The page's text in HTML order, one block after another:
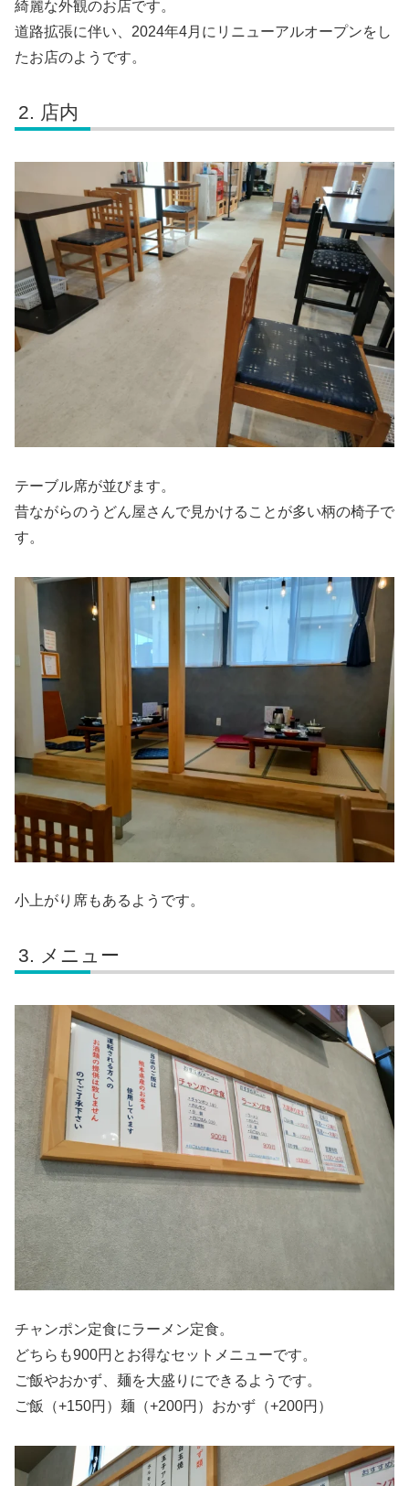
綺麗な外観のお店です。
道路拡張に伴い、2024年4月にリニューアルオープンをし
たお店のようです。
店内
テーブル席が並びます。
昔ながらのうどん屋さんで見かけることが多い柄の椅子で
す。
小上がり席もあるようです。
メニュー
チャンポン定食にラーメン定食。
どちらも900円とお得なセットメニューです。
ご飯やおかず、麺を大盛りにできるようです。
ご飯（+150円）麺（+200円）おかず（+200円）